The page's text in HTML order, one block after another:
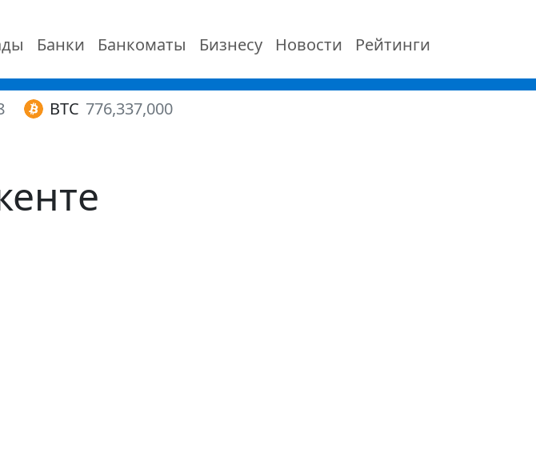
Банки Банкоматы Бизнесу Новости Рейтинги
BTC 776,337,000